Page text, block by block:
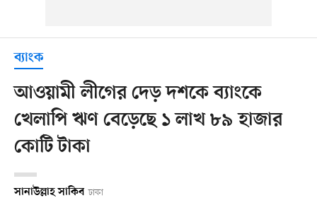
ব্যাংক
আওয়ামী লীগের দেড় দশকে ব্যাংকে
খেলাপি ঋণ বেড়েছে ১ লাখ ৮৯ হাজার
কোটি টাকা
সানাউল্লাহ সাকিব ঢাকা